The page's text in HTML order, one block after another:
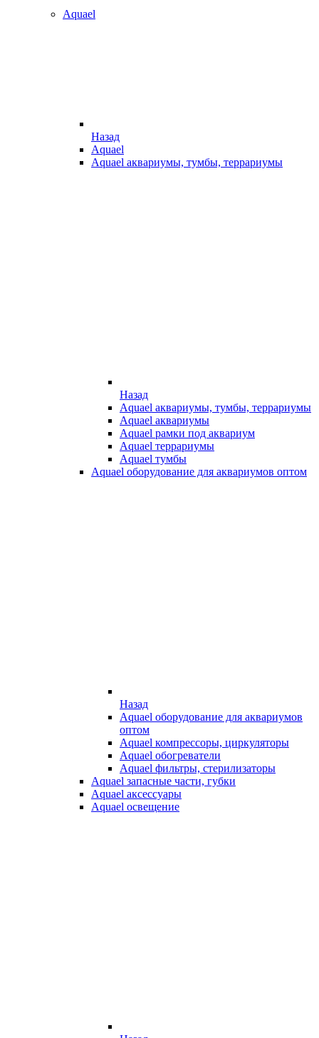
Aquael
Назад
Aquael
Aquael аквариумы, тумбы, террариумы
Назад
Aquael аквариумы, тумбы, террариумы
Aquael аквариумы
Aquael рамки под аквариум
Aquael террариумы
Aquael тумбы
Aquael оборудование для аквариумов оптом
Назад
Aquael оборудование для аквариумов
оптом
Aquael компрессоры, циркуляторы
Aquael обогреватели
Aquael фильтры, стерилизаторы
Aquael запасные части, губки
Aquael аксессуары
Aquael освещение